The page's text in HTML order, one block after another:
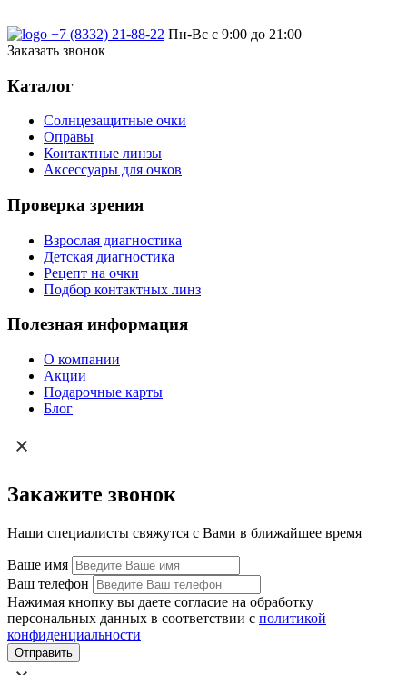
+7 (8332) 21-88-22 Пн-Вс с 9:00 до 21:00
Заказать звонок
Каталог
Солнцезащитные очки
Оправы
Контактные линзы
Аксессуары для очков
Проверка зрения
Взрослая диагностика
Детская диагностика
Рецепт на очки
Подбор контактных линз
Полезная информация
О компании
Акции
Подарочные карты
Блог
Закажите звонок
Наши специалисты свяжутся с Вами в ближайшее время
Ваше имя
Ваш телефон
Нажимая кнопку вы даете согласие на обработку
персональных данных в соответствии с политикой
конфиденциальности
Отправить